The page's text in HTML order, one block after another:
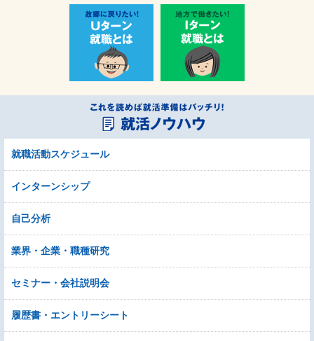
就職活動スケジュール
インターンシップ
自己分析
業界・企業・職種研究
セミナー・会社説明会
履歴書・エントリーシート